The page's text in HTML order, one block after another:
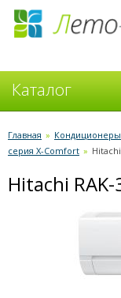
Каталог
Кондиционеры
Главная » Кондиционеры
серия X-Comfort » Hitachi
Hitachi RAK-